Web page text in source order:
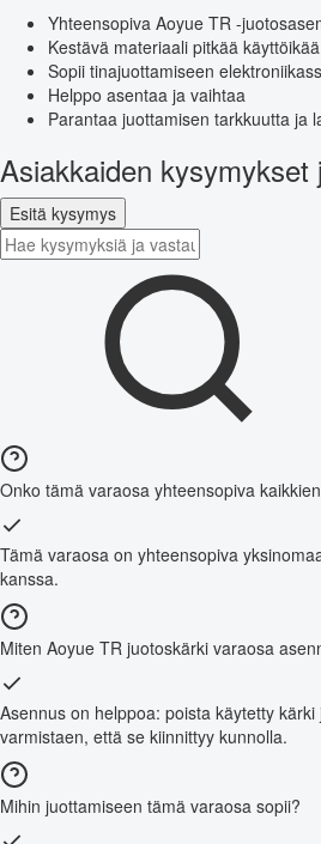
Yhteensopiva Aoyue TR -
Kestävä materiaali pitkää
Sopii tinajuottamiseen
Helppo asentaa ja vaihtaa
Parantaa juottamisen tarkkuutta ja
Asiakkaiden kysymykset
Esitä kysymys
Onko tämä varaosa yhteensopiva
Tämä varaosa on yhteensopiva
kanssa.
Miten Aoyue TR juotoskärki varaosa
Asennus on helppoa: poista käytetty
varmistaen, että se kiinnittyy kunnolla.
Mihin juottamiseen tämä varaosa sopii?